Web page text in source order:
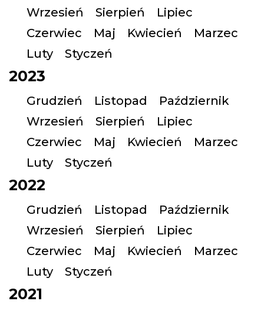
Wrzesień Sierpień
Lipiec
Czerwiec
Maj Kwiecień
Marzec
Luty
Styczeń
2023
Grudzień Listopad
Październik
Wrzesień
Sierpień
Lipiec
Czerwiec
Maj Kwiecień
Marzec
Luty
Styczeń
2022
Grudzień Listopad
Październik
Wrzesień
Sierpień
Lipiec
Czerwiec
Maj Kwiecień
Marzec
Luty
Styczeń
2021